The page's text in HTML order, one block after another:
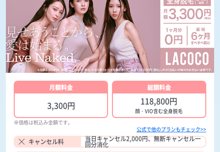
月額料金
3,300円
総額料金
118,800円
顔・VIO含む全身脱毛
※価格は税込み金額です。
公式で他のプランもチェック>>
キャンセル料 当日キャンセル2,000円、無断キャンセル一
回分消化